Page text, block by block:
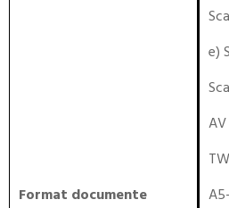
e)
Format documente